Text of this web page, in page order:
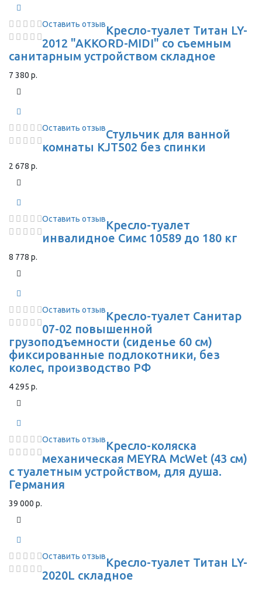
Оставить отзывКресло-туалет Титан LY-
2012 "AKKORD-MIDI" со съемным
санитарным устройством складное
7 380 р.
Оставить отзывСтульчик для ванной
комнаты KJT502 без спинки
2 678 р.
Оставить отзывКресло-туалет
инвалидное Симс 10589 до 180 кг
8 778 р.
Оставить отзывКресло-туалет Санитар
07-02 повышенной
грузоподъемности (сиденье 60 см)
фиксированные подлокотники, без
колес, производство РФ
4 295 р.
Оставить отзывКресло-коляска
механическая MEYRA McWet (43 см)
с туалетным устройством, для душа.
Германия
39 000 р.
Оставить отзывКресло-туалет Титан LY-
2020L складное